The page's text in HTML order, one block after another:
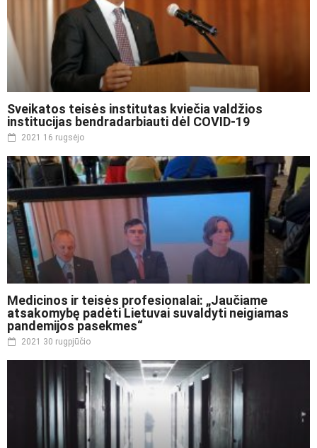
Sveikatos teisės institutas kviečia valdžios
institucijas bendradarbiauti dėl COVID-19
2021 16 rugsėjo
Medicinos ir teisės profesionalai: „Jaučiame
atsakomybę padėti Lietuvai suvaldyti neigiamas
pandemijos pasekmes“
2021 30 rugpjūčio